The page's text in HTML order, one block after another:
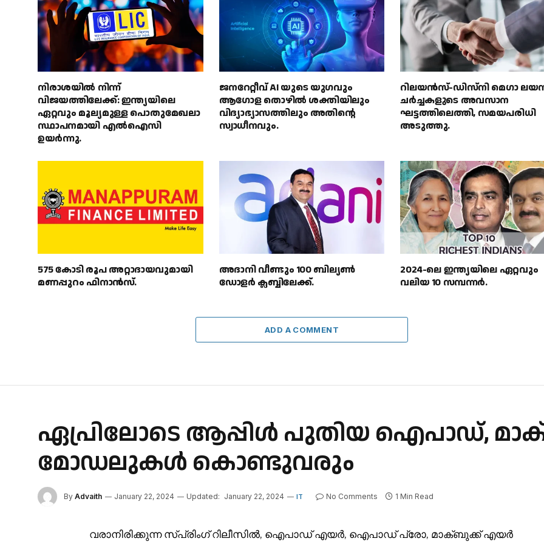
നിരാശയിൽ നിന്ന്
വിജയത്തിലേക്ക്: ഇന്ത്യയിലെ
ഏറ്റവും മൂല്യമുള്ള പൊതുമേഖലാ
സ്ഥാപനമായി എൽഐസി
ഉയർന്നു.
ജനറേറ്റീവ് AI യുടെ യുഗവും
ആഗോള തൊഴിൽ ശക്തിയിലും
വിദ്യാഭ്യാസത്തിലും അതിൻ്റെ
സ്വാധീനവും.
റിലയൻസ്-ഡിസ്‌നി മെഗാ
ചർച്ചകളുടെ അവസാന
ഘട്ടത്തിലെത്തി, സമയപരിധി
അടുത്തു.
575 കോടി രൂപ അറ്റാദായവുമായി
മണപ്പുറം ഫിനാൻസ്.
അദാനി വീണ്ടും 100 ബില്യൺ
ഡോളർ ക്ലബ്ബിലേക്ക്.
2024-ലെ ഇന്ത്യയിലെ ഏറ്റവും
വലിയ 10 സമ്പന്നർ.
ADD A COMMENT
ഏപ്രിലോടെ ആപ്പിൾ പുതിയ ഐപാഡ്,
മോഡലുകൾ കൊണ്ടുവരും
By Advaith January 22, 2024 Updated: January 22, 2024 IT No Comments 1 Min Read
വരാനിരിക്കുന്ന സ്പ്രിംഗ് റിലീസിൽ, ഐപാഡ് എയർ, ഐപാഡ് പ്രോ, മാക്ബുക്ക് എയർ